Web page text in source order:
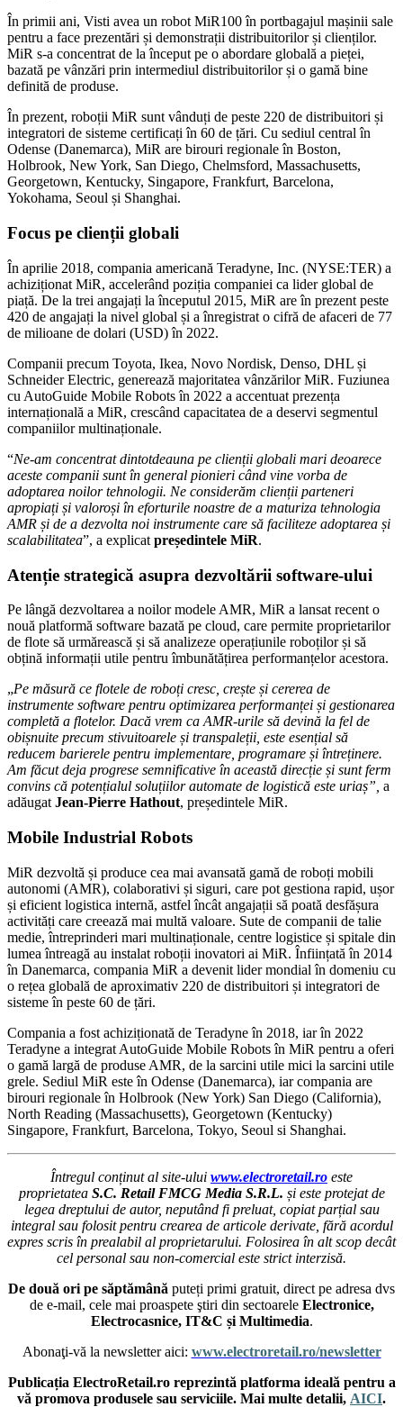
În primii ani, Visti avea un robot MiR100 în portbagajul mașinii sale
pentru a face prezentări și demonstrații distribuitorilor și clienților.
MiR s-a concentrat de la început pe o abordare globală a pieței,
bazată pe vânzări prin intermediul distribuitorilor și o gamă bine
definită de produse.
În prezent, roboții MiR sunt vânduți de peste 220 de distribuitori și
integratori de sisteme certificați în 60 de țări. Cu sediul central în
Odense (Danemarca), MiR are birouri regionale în Boston,
Holbrook, New York, San Diego, Chelmsford, Massachusetts,
Georgetown, Kentucky, Singapore, Frankfurt, Barcelona,
Yokohama, Seoul și Shanghai.
Focus pe clienții globali
În aprilie 2018, compania americană Teradyne, Inc. (NYSE:TER) a
achiziționat MiR, accelerând poziția companiei ca lider global de
piață. De la trei angajați la începutul 2015, MiR are în prezent peste
420 de angajați la nivel global și a înregistrat o cifră de afaceri de 77
de milioane de dolari (USD) în 2022.
Companii precum Toyota, Ikea, Novo Nordisk, Denso, DHL și
Schneider Electric, generează majoritatea vânzărilor MiR. Fuziunea
cu AutoGuide Mobile Robots în 2022 a accentuat prezența
internațională a MiR, crescând capacitatea de a deservi segmentul
companiilor multinaționale.
“Ne-am concentrat dintotdeauna pe clienții globali mari deoarece
aceste companii sunt în general pionieri când vine vorba de
adoptarea noilor tehnologii. Ne considerăm clienții parteneri
apropiați și valoroși în eforturile noastre de a maturiza tehnologia
AMR și de a dezvolta noi instrumente care să faciliteze adoptarea și
scalabilitatea”, a explicat președintele MiR.
Atenție strategică asupra dezvoltării software-ului
Pe lângă dezvoltarea a noilor modele AMR, MiR a lansat recent o
nouă platformă software bazată pe cloud, care permite proprietarilor
de flote să urmărească și să analizeze operațiunile roboților și să
obțină informații utile pentru îmbunătățirea performanțelor acestora.
„Pe măsură ce flotele de roboți cresc, crește și cererea de
instrumente software pentru optimizarea performanței și gestionarea
completă a flotelor. Dacă vrem ca AMR-urile să devină la fel de
obișnuite precum stivuitoarele și transpaleții, este esențial să
reducem barierele pentru implementare, programare și întreținere.
Am făcut deja progrese semnificative în această direcție și sunt ferm
convins că potențialul soluțiilor automate de logistică este uriaș”, a
adăugat Jean-Pierre Hathout, președintele MiR.
Mobile Industrial Robots
MiR dezvoltă și produce cea mai avansată gamă de roboți mobili
autonomi (AMR), colaborativi și siguri, care pot gestiona rapid, ușor
și eficient logistica internă, astfel încât angajații să poată desfășura
activități care creează mai multă valoare. Sute de companii de talie
medie, întreprinderi mari multinaționale, centre logistice și spitale din
lumea întreagă au instalat roboții inovatori ai MiR. Înființată în 2014
în Danemarca, compania MiR a devenit lider mondial în domeniu cu
o rețea globală de aproximativ 220 de distribuitori și integratori de
sisteme în peste 60 de țări.
Compania a fost achiziționată de Teradyne în 2018, iar în 2022
Teradyne a integrat AutoGuide Mobile Robots în MiR pentru a oferi
o gamă largă de produse AMR, de la sarcini utile mici la sarcini utile
grele. Sediul MiR este în Odense (Danemarca), iar compania are
birouri regionale în Holbrook (New York) San Diego (California),
North Reading (Massachusetts), Georgetown (Kentucky)
Singapore, Frankfurt, Barcelona, Tokyo, Seoul si Shanghai.
Întregul conținut al site-ului www.electroretail.ro este
proprietatea S.C. Retail FMCG Media S.R.L. și este protejat de
legea dreptului de autor, neputând fi preluat, copiat parțial sau
integral sau folosit pentru crearea de articole derivate, fără acordul
expres scris în prealabil al proprietarului. Folosirea în alt scop decât
cel personal sau non-comercial este strict interzisă.
De două ori pe săptămână puteți primi gratuit, direct pe adresa dvs
de e-mail, cele mai proaspete ştiri din sectoarele Electronice,
Electrocasnice, IT&C și Multimedia.
Abonaţi-vă la newsletter aici: www.electroretail.ro/newsletter
Publicația ElectroRetail.ro reprezintă platforma ideală pentru a
vă promova produsele sau serviciile. Mai multe detalii, AICI.